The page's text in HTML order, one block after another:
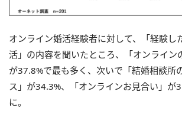
オンライン婚活経験者に対して、「経験し
活」の内容を聞いたところ、「オンライン
が37.8%で最も多く、次いで「結婚相談所
ス」が34.3%、「オンラインお見合い」が
に。